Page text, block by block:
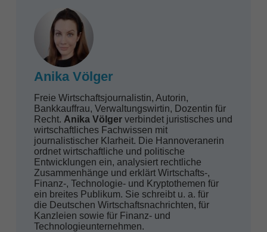
Anika Völger
Freie Wirtschaftsjournalistin, Autorin,
Bankkauffrau, Verwaltungswirtin, Dozentin für
Recht. Anika Völgerverbindet juristisches und
wirtschaftliches Fachwissen mit
journalistischer Klarheit. Die Hannoveranerin
ordnet wirtschaftliche und politische
Entwicklungen ein, analysiert rechtliche
Zusammenhänge und erklärt Wirtschafts-,
Finanz-, Technologie- und Kryptothemen für
ein breites Publikum. Sie schreibt u. a. für
die Deutschen Wirtschaftsnachrichten, für
Kanzleien sowie für Finanz- und
Technologieunternehmen.